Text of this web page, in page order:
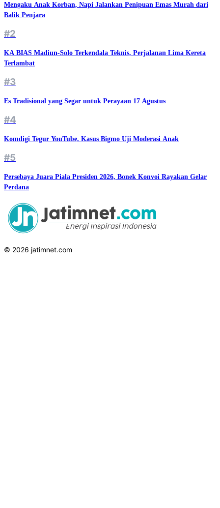
Mengaku Anak Korban, Napi Jalankan Penipuan Emas Murah dari
Balik Penjara
#2
KA BIAS Madiun-Solo Terkendala Teknis, Perjalanan Lima Kereta
Terlambat
#3
Es Tradisional yang Segar untuk Perayaan 17 Agustus
#4
Komdigi Tegur YouTube, Kasus Bigmo Uji Moderasi Anak
#5
Persebaya Juara Piala Presiden 2026, Bonek Konvoi Rayakan Gelar
Perdana
© 2026 jatimnet.com